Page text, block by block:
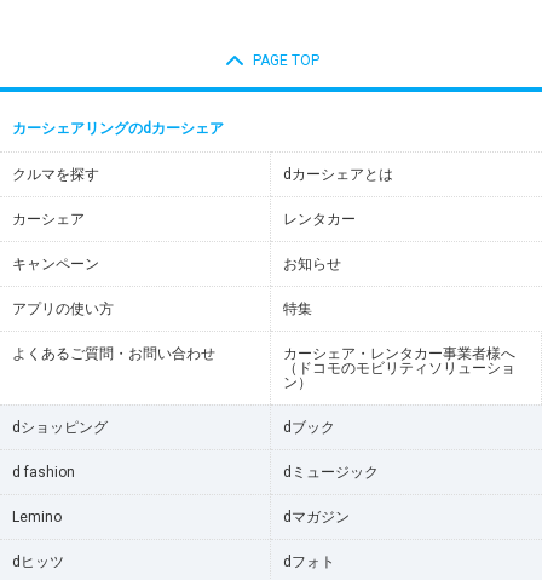
PAGE TOP
カーシェアリングのdカーシェア
クルマを探す dカーシェアとは
カーシェア レンタカー
キャンペーン お知らせ
アプリの使い方 特集
よくあるご質問・お問い合わせ
カーシェア・レンタカー事業者様へ
（ドコモのモビリティソリューショ
ン）
dショッピング dブック
d fashion dミュージック
Lemino dマガジン
dヒッツ dフォト